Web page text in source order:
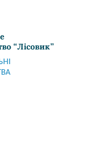
“Лісовик”